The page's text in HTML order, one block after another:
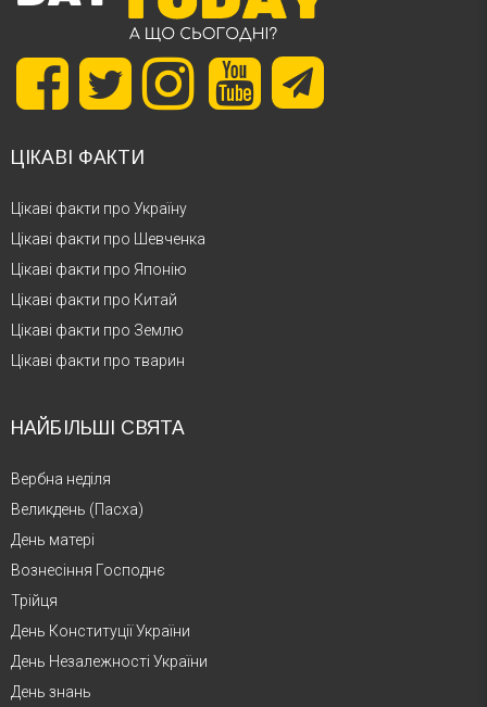
ЦІКАВІ ФАКТИ
Цікаві факти про Україну
Цікаві факти про Шевченка
Цікаві факти про Японію
Цікаві факти про Китай
Цікаві факти про Землю
Цікаві факти про тварин
НАЙБІЛЬШІ СВЯТА
Вербна неділя
Великдень (Пасха)
День матері
Вознесіння Господнє
Трійця
День Конституції України
День Незалежності України
День знань